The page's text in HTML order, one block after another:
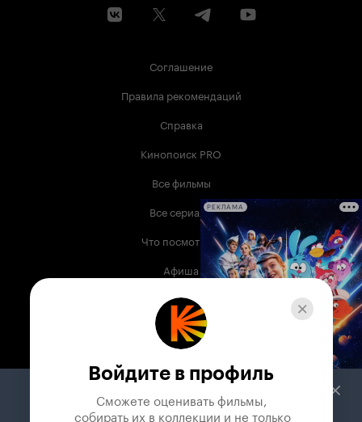
Соглашение
Правила рекомендаций
Справка
Кинопоиск PRO
Все фильмы
Все сериалы
Что посмотреть
Афиша
Музыка
Телепрограмма
Служба поддержки
РЕКЛАМА
Войдите в профиль
Сможете оценивать фильмы,
собирать их в коллекции и не только